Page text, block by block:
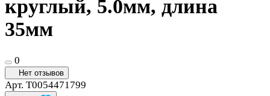
круглый, 5.0мм, длина
35мм
0
Нет отзывов
Арт. T0054471799